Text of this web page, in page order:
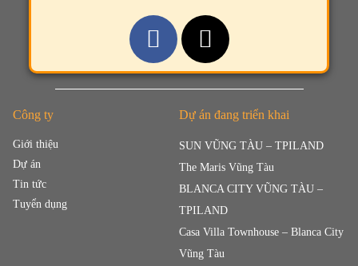
Công ty
Giới thiệu
Dự án
Tin tức
Tuyển dụng
Dự án đang triển khai
SUN VŨNG TÀU – TPILAND
The Maris Vũng Tàu
BLANCA CITY VŨNG TÀU –
TPILAND
Casa Villa Townhouse – Blanca City
Vũng Tàu